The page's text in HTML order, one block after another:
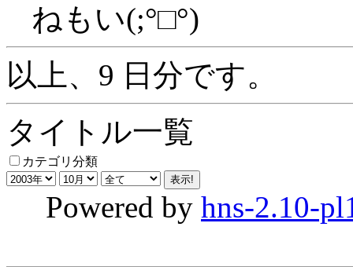
ねもい(;°□°)
以上、9 日分です。
タイトル一覧
カテゴリ分類
Powered by hns-2.10-